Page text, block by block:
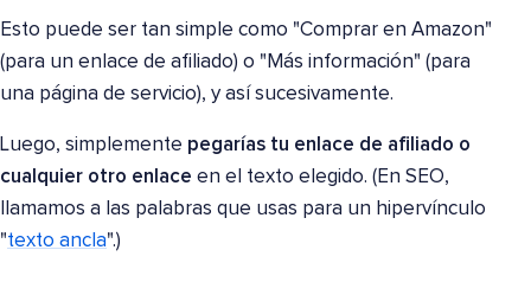
Esto puede ser tan simple como "Comprar en Amazon"
(para un enlace de afiliado) o "Más información" (para
una página de servicio), y así sucesivamente.
Luego, simplemente pegarías tu enlace de afiliado o
cualquier otro enlace en el texto elegido. (En SEO,
llamamos a las palabras que usas para un hipervínculo
"texto ancla".)